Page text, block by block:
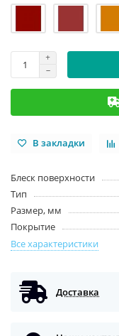
В закладки
Блеск поверхности
Тип
Размер, мм
Покрытие
Все характеристики
Доставка